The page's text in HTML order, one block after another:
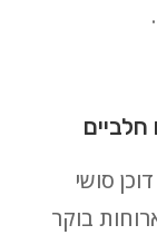
חלביים
סושי
בוקר